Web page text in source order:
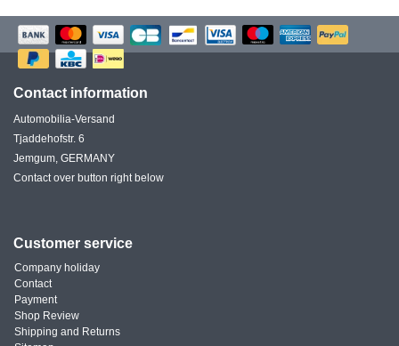
Contact information
Automobilia-Versand
Tjaddehofstr. 6
Jemgum, GERMANY
Contact over button right below
Customer service
Company holiday
Contact
Payment
Shop Review
Shipping and Returns